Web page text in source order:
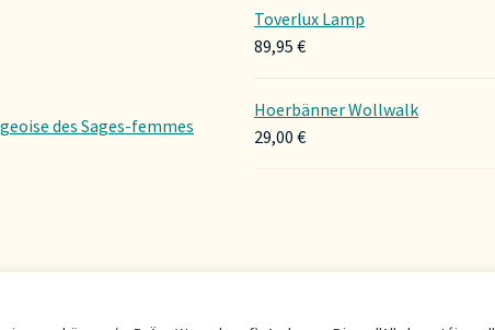
des Sages-femmes
Toverlux Lamp
89,95€
Hoerbänner Wollwalk
29,00€